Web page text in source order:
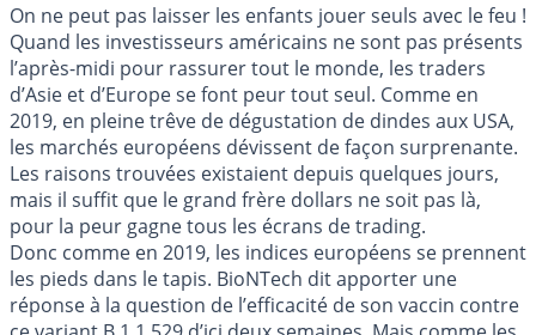
On ne peut pas laisser les enfants jouer seuls avec le feu !
Quand les investisseurs américains ne sont pas présents
l’après-midi pour rassurer tout le monde, les traders
d’Asie et d’Europe se font peur tout seul. Comme en
2019, en pleine trêve de dégustation de dindes aux USA,
les marchés européens dévissent de façon surprenante.
Les raisons trouvées existaient depuis quelques jours,
mais il suffit que le grand frère dollars ne soit pas là,
pour la peur gagne tous les écrans de trading.
Donc comme en 2019, les indices européens se prennent
les pieds dans le tapis. BioNTech dit apporter une
réponse à la question de l’efficacité de son vaccin contre